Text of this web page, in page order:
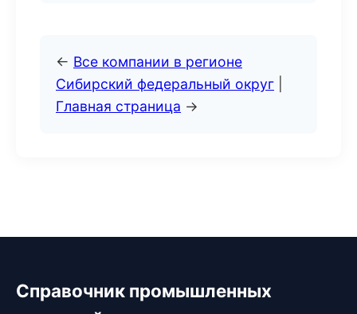
← Все компании в регионе
Сибирский федеральный округ
Главная страница →
Справочник промышленных